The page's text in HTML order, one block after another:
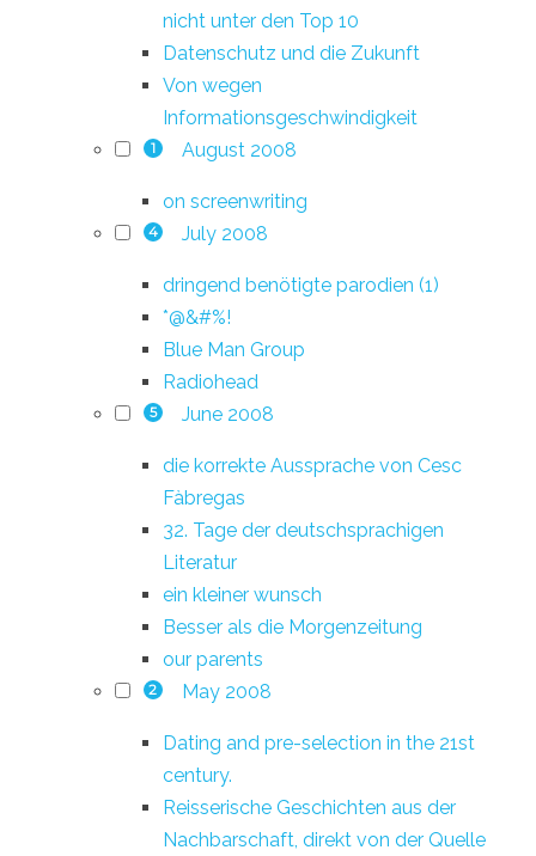
nicht unter den Top 10
Datenschutz und die Zukunft
Von wegen
Informationsgeschwindigkeit
1 August 2008
on screenwriting
4 July 2008
dringend benötigte parodien (1)
*@&#%!
Blue Man Group
Radiohead
5 June 2008
die korrekte Aussprache von Cesc
Fàbregas
32. Tage der deutschsprachigen
Literatur
ein kleiner wunsch
Besser als die Morgenzeitung
our parents
2 May 2008
Dating and pre-selection in the 21st
century.
Reisserische Geschichten aus der
Nachbarschaft, direkt von der Quelle